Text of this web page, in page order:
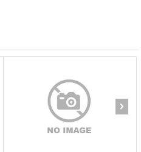
›